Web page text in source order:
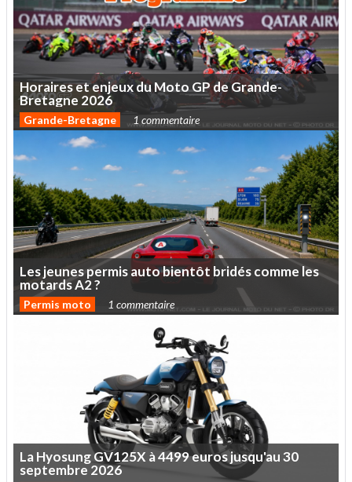
HorairesetenjeuxduMotoGPdeGrande-
Bretagne 2026
Grande-Bretagne 1 commentaire
Lesjeunespermisautobientôt bridéscommeles
motardsA2?
Permis moto 1 commentaire
LaHyosungGV125X à4499eurosjusqu'au30
septembre 2026